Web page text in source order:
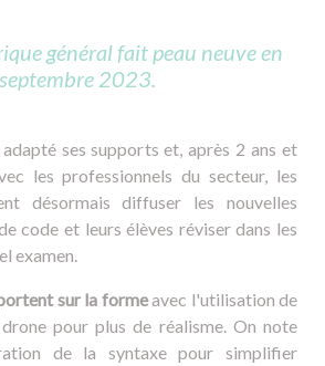
général fait peau neuve en
septembre 2023.
adapté ses supports et, après 2 ans et
les professionnels du secteur, les
désormais diffuser les nouvelles
code et leurs élèves réviser dans les
examen.
sur la formeavec l'utilisation de
pour plus de réalisme. On note
de la syntaxe pour simplifier